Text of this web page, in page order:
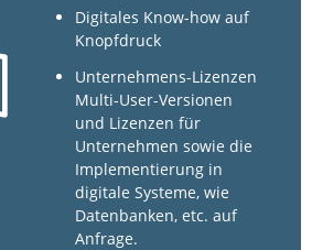
Digitales Know-how auf
Knopfdruck
Unternehmens-Lizenzen
Multi-User-Versionen
und Lizenzen für
Unternehmen sowie die
Implementierung in
digitale Systeme, wie
Datenbanken, etc. auf
Anfrage.